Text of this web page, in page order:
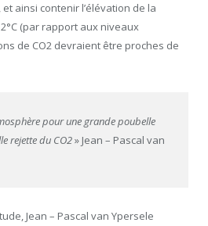
ainsi contenir l’élévation de la
(par rapport aux niveaux
de CO2 devraient être proches de
pour une grande poubelle
rejette du CO2» Jean – Pascal van
Jean – Pascal van Ypersele